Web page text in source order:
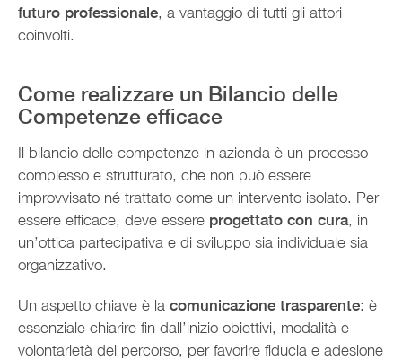
futuro professionale, a vantaggio di tutti gli attori
coinvolti.
Come realizzare un Bilancio delle
Competenze efficace
Il bilancio delle competenze in azienda è un processo
complesso e strutturato, che non può essere
improvvisato né trattato come un intervento isolato. Per
essere efficace, deve essere progettato con cura, in
un’ottica partecipativa e di sviluppo sia individuale sia
organizzativo.
Un aspetto chiave è la comunicazione trasparente: è
essenziale chiarire fin dall’inizio obiettivi, modalità e
volontarietà del percorso, per favorire fiducia e adesione